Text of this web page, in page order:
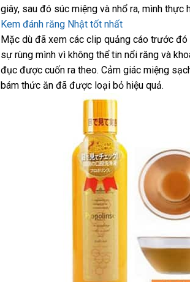
giây, sau đó súc miệng và nhổ ra, mình
Kem đánh răng Nhật tốt nhất
Mặc dù đã xem các clip quảng cáo trước
sự rùng mình vì không thể tin nổi răng và
đục được cuốn ra theo. Cảm giác miệng
bám thức ăn đã được loại bỏ hiệu quả.